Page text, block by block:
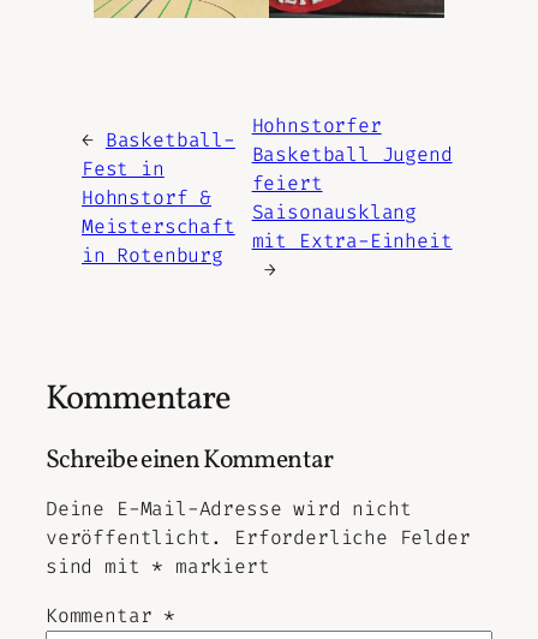
← Basketball-
Fest in
Hohnstorf &
Meisterschaft
in Rotenburg
Hohnstorfer
Basketball Jugend
feiert
Saisonausklang
mit Extra-Einheit
→
Kommentare
Schreibe einen Kommentar
Deine E-Mail-Adresse wird nicht
veröffentlicht.
Erforderliche Felder
sind mit * markiert
Kommentar *